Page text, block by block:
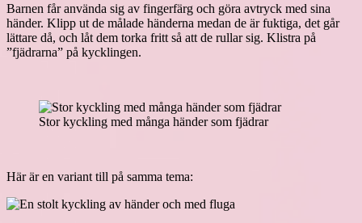
Barnen får använda sig av fingerfärg och göra avtryck med sina
händer. Klipp ut de målade händerna medan de är fuktiga, det går
lättare då, och låt dem torka fritt så att de rullar sig. Klistra på
”fjädrarna” på kycklingen.
Stor kyckling med många händer som fjädrar
Här är en variant till på samma tema: